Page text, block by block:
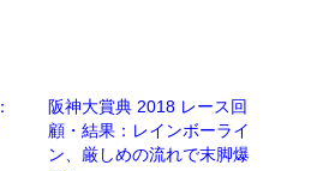
阪神大賞典 2018 レース回
顧・結果：レインボーライ
ン、厳しめの流れで末脚爆